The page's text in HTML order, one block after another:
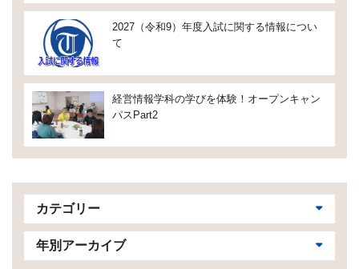
2027（令和9）年度入試に関する情報につい
て
経営情報学科の学びを体験！オープンキャン
パスPart2
カテゴリー
年別アーカイブ